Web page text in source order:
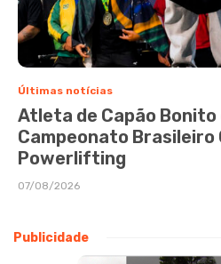
Últimas notícias
Atleta de Capão
Campeonato Brasileiro
Powerlifting
07/08/2026
Publicidade